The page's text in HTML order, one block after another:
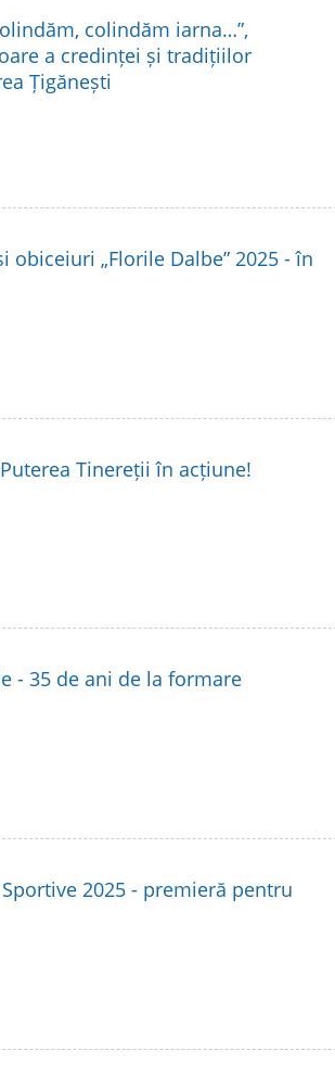
colindăm iarna…”,
a credinței și tradițiilor
Țigănești
obiceiuri „Florile Dalbe” 2025 - în
Tinereții în acțiune!
- 35 de ani de la formare
2025 - premieră pentru